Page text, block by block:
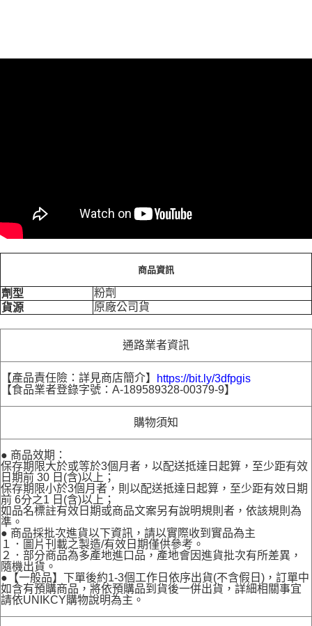
商品資訊
劑型
粉劑
貨源
原廠公司貨
通路業者資訊
【產品責任險：詳見商店簡介】
https://bit.ly/3dfpgis
【食品業者登錄字號：A-189589328-00379-9】
購物須知
● 商品效期：
保存期限大於或等於3個月者，以配送抵達日起算，至少距有效
日期前 30 日(含)以上；
保存期限小於3個月者，則以配送抵達日起算，至少距有效日期
前 6分之1 日(含)以上；
如品名標註有效日期或商品文案另有說明規則者，依該規則為
準。
● 商品採批次進貨以下資訊，請以實際收到實品為主
１．圖片刊載之製造/有效日期僅供參考。
２．部分商品為多產地進口品，產地會因進貨批次有所差異，
隨機出貨。
●【一般品】下單後約1-3個工作日依序出貨(不含假日)，訂單中
如含有預購商品，將依預購品到貨後一併出貨，詳細相關事宜
請依UNIKCY購物說明為主。